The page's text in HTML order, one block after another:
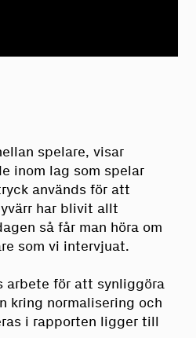
spelare, visar
inom lag som spelar
används för att
har blivit allt
så får man höra om
som vi intervjuat.
arbete för att synliggöra
kring normalisering och
i rapporten ligger till